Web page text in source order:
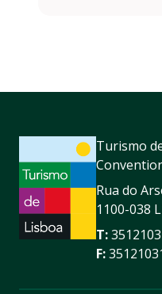
Turismo
Rua do
1100-038
T:
F: